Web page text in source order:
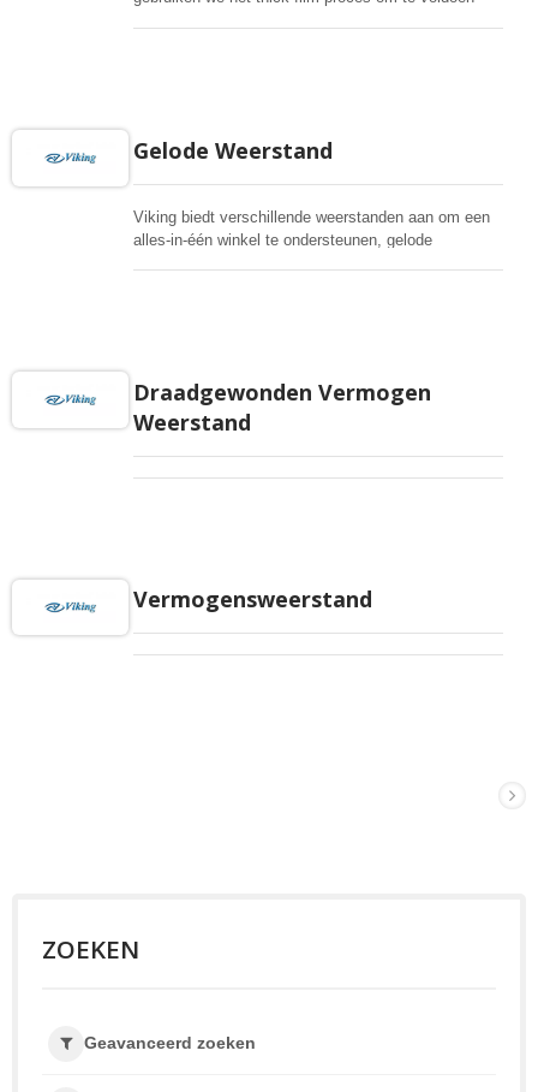
een intensief R&D-team ter ondersteuning. Snelle
levering en hoge kwaliteitsniveaus.
Gelode Weerstand
Viking biedt verschillende weerstanden aan om een
alles-in-één winkel te ondersteunen, gelode
Draadgewonden Vermogen
Weerstand
Vermogensweerstand
ZOEKEN
Geavanceerd zoeken